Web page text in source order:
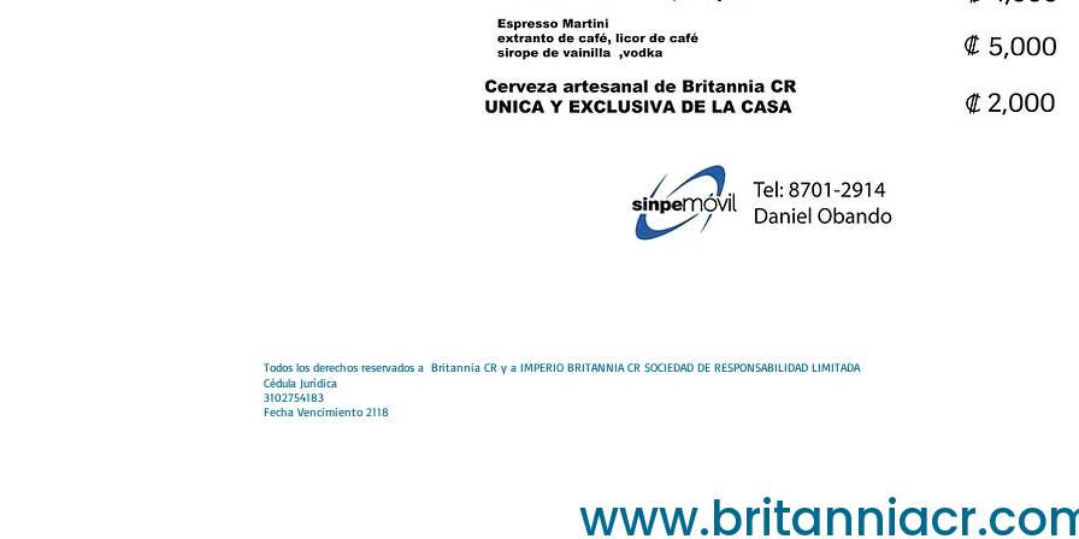
Todos los derechos reservados a Britannia CR y a IMPERIO BRITANNIA CR SOCIEDAD DE RESPONSABILIDAD LIMITADA
Cédula Jurídica
3102754183
Fecha Vencimiento 2118